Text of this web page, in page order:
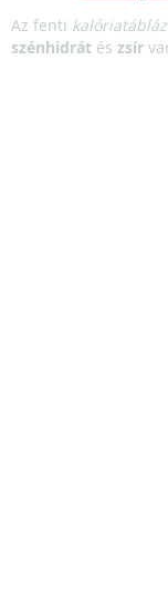
Az fenti
szénhidrát és zsír